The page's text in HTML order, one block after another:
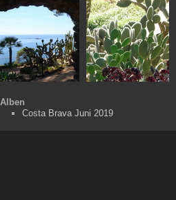
Alben
Costa Brava Juni 2019